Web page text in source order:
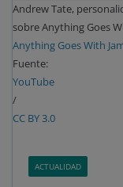
Andrew Tate,
sobre Anything Goes
Anything Goes With
Fuente:
YouTube
/
CC BY 3.0
ACTUALIDAD